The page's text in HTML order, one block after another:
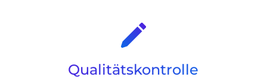
Qualitätskontrolle